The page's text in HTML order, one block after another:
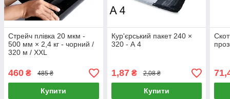
Стрейч плівка 20 мкм -
500 мм × 2,4 кг - чорний /
320 м / XXL
460 ₴ 485 ₴
Купити
Кур'єрський пакет 240 ×
320 - А 4
1,87₴ 2,08 ₴
Купити